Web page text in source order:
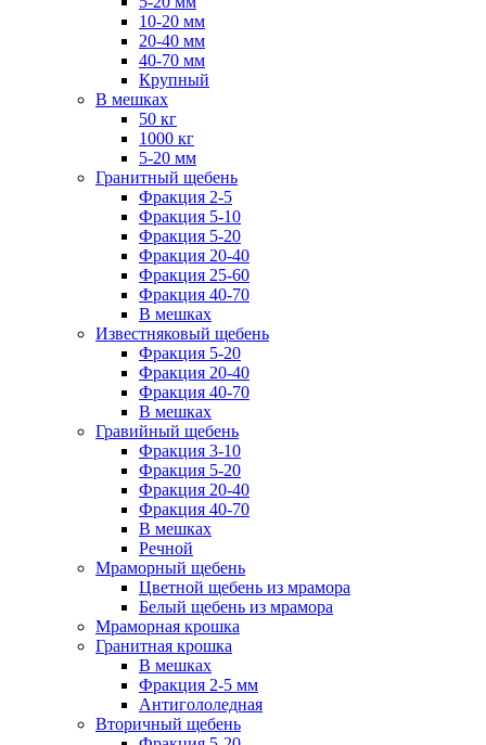
10-20 мм
20-40 мм
40-70 мм
Крупный
В мешках
50 кг
1000 кг
5-20 мм
Гранитный щебень
Фракция 2-5
Фракция 5-10
Фракция 5-20
Фракция 20-40
Фракция 25-60
Фракция 40-70
В мешках
Известняковый щебень
Фракция 5-20
Фракция 20-40
Фракция 40-70
В мешках
Гравийный щебень
Фракция 3-10
Фракция 5-20
Фракция 20-40
Фракция 40-70
В мешках
Речной
Мраморный щебень
Цветной щебень из мрамора
Белый щебень из мрамора
Мраморная крошка
Гранитная крошка
В мешках
Фракция 2-5 мм
Антигололедная
Вторичный щебень